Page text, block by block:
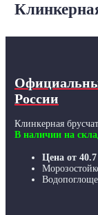
России
Клинкерная
В наличии на
Цена от 40.7